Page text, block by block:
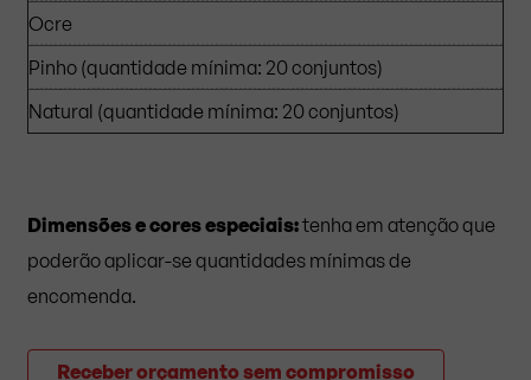
Ocre
Pinho (quantidade mínima: 20 conjuntos)
Natural (quantidade mínima: 20 conjuntos)
Dimensões e cores especiais:tenha em atenção que
poderão aplicar-se quantidades mínimas de
encomenda.
Receber orçamento sem compromisso